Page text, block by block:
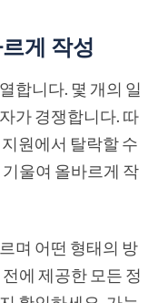
게 작성
합니다. 몇 개의 일
가 경쟁합니다. 따
원에서 탈락할 수
울여 올바르게 작
며 어떤 형태의 방
에 제공한 모든 정